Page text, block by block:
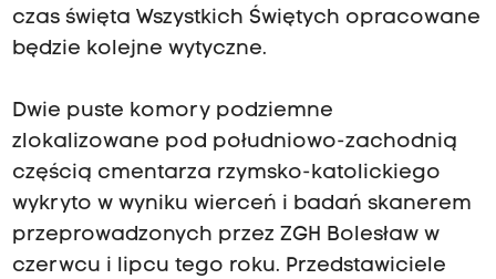
czas święta Wszystkich Świętych opracowane
będzie kolejne wytyczne.
Dwie puste komory podziemne
zlokalizowane pod południowo-zachodnią
częścią cmentarza rzymsko-katolickiego
wykryto w wyniku wierceń i badań skanerem
przeprowadzonych przez ZGH Bolesław w
czerwcu i lipcu tego roku. Przedstawiciele